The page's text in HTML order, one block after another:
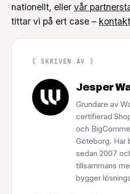
nationellt, eller vår
tittar vi på ert case –
( SKRIVEN AV )
Jesper
Grundare av
certifierad
och
Göteborg. Har
sedan 2007
tillsammans
bygger